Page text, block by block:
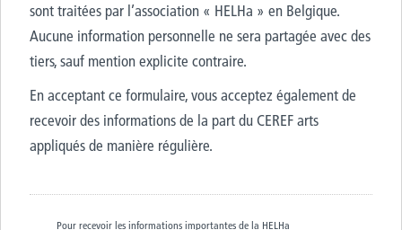
sont traitées par l’association « HELHa » en Belgique.
Aucune information personnelle ne sera partagée avec des
tiers, sauf mention explicite contraire.
En acceptant ce formulaire, vous acceptez également de
recevoir des informations de la part du CEREF arts
appliqués de manière régulière.
Pour recevoir les informations importantes de la HELHa